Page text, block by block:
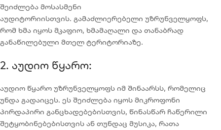
შეიძლება მოსასმენი
აუდიტორიისთვის. გამაძლიერებელი უზრუნველყოფს,
რომ ხმა იყოს მკაფიო, ხმამაღალი და თანაბრად
განაწილებული მთელ ტერიტორიაზე.
2. Აუდიო Წყარო:
აუდიო წყარო უზრუნველყოფს იმ შინაარსს, რომელიც
უნდა გადაიცეს. ეს შეიძლება იყოს მიკროფონი
პირდაპირი განცხადებებისთვის, წინასწარ ჩაწერილი
შეტყობინებებისთვის ან თუნდაც მუსიკა, რათა